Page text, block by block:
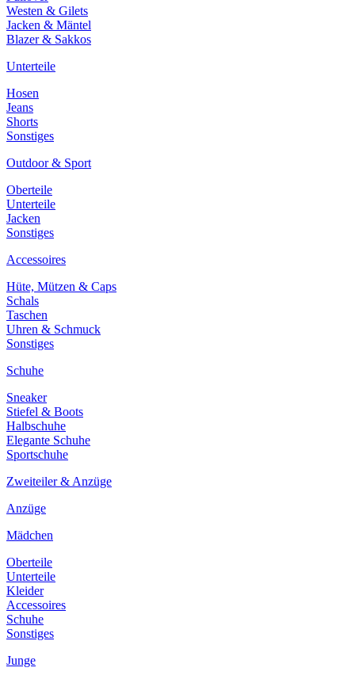
Westen & Gilets
Jacken & Mäntel
Blazer & Sakkos
Unterteile
Hosen
Jeans
Shorts
Sonstiges
Outdoor & Sport
Oberteile
Unterteile
Jacken
Sonstiges
Accessoires
Hüte, Mützen & Caps
Schals
Taschen
Uhren & Schmuck
Sonstiges
Schuhe
Sneaker
Stiefel & Boots
Halbschuhe
Elegante Schuhe
Sportschuhe
Zweiteiler & Anzüge
Anzüge
Mädchen
Oberteile
Unterteile
Kleider
Accessoires
Schuhe
Sonstiges
Junge